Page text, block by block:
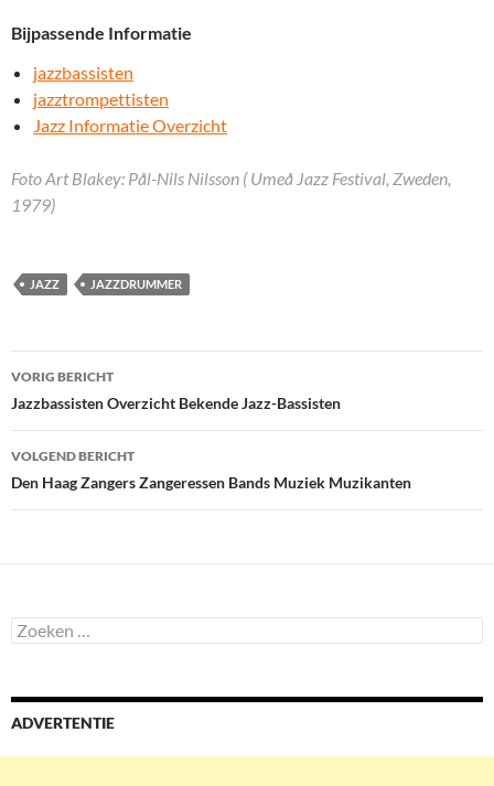
Bijpassende Informatie
jazzbassisten
jazztrompettisten
Jazz Informatie Overzicht
Foto Art Blakey: Pål-Nils Nilsson ( Umeå Jazz Festival, Zweden,
1979)
JAZZ JAZZDRUMMER
Bericht
navigatie
VORIG BERICHT
Jazzbassisten Overzicht Bekende Jazz-Bassisten
VOLGEND BERICHT
Den Haag Zangers Zangeressen Bands Muziek Muzikanten
Zoeken
naar:
ADVERTENTIE